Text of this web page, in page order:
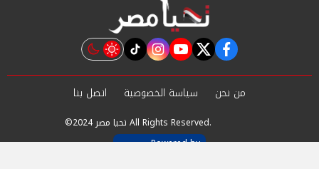
facebook
twitter
youtube
instagram
tiktok
من نحن سياسة الخصوصية اتصل بنا
©2024 تحيا مصر All Rights Reserved.
Powered by